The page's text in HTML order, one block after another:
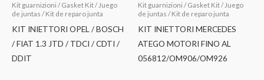
Kit guarnizioni / Gasket Kit / Juego
de juntas / Kit de reparo junta
KIT INIETTORI OPEL / BOSCH
/ FIAT 1.3 JTD / TDCI / CDTI /
DDIT
Kit guarnizioni / Gasket Kit / Juego
de juntas / Kit de reparo junta
KIT INIETTORI MERCEDES
ATEGO MOTORI FINO AL
056812/OM906/OM926